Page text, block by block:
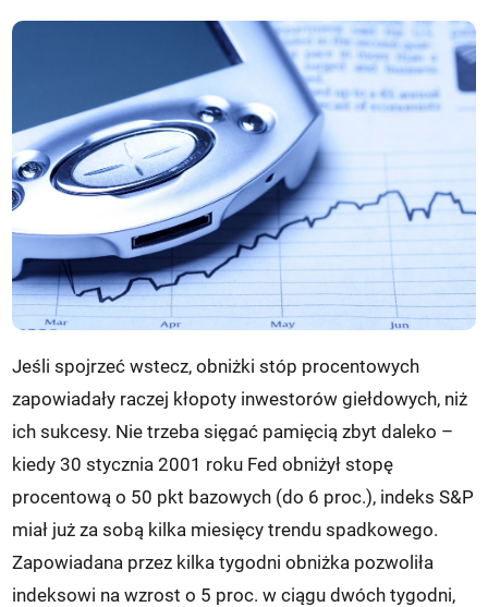
Jeśli spojrzeć wstecz, obniżki stóp procentowych
zapowiadały raczej kłopoty inwestorów giełdowych, niż
ich sukcesy. Nie trzeba sięgać pamięcią zbyt daleko –
kiedy 30 stycznia 2001 roku Fed obniżył stopę
procentową o 50 pkt bazowych (do 6 proc.), indeks S&P
miał już za sobą kilka miesięcy trendu spadkowego.
Zapowiadana przez kilka tygodni obniżka pozwoliła
indeksowi na wzrost o 5 proc. w ciągu dwóch tygodni,